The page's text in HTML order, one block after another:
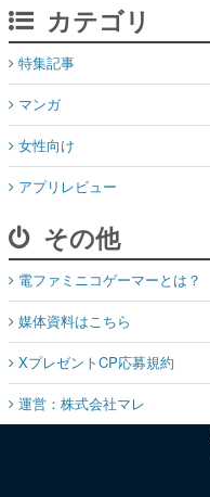
カテゴリ
特集記事
マンガ
女性向け
アプリレビュー
その他
電ファミニコゲーマーとは？
媒体資料はこちら
XプレゼントCP応募規約
運営：株式会社マレ